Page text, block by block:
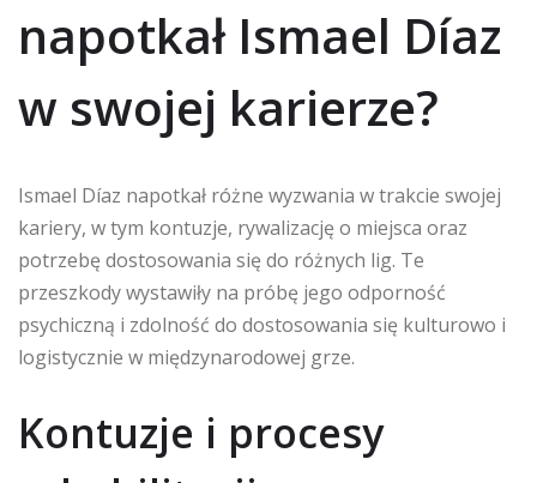
napotkał Ismael Díaz
w swojej karierze?
Ismael Díaz napotkał różne wyzwania w trakcie swojej
kariery, w tym kontuzje, rywalizację o miejsca oraz
potrzebę dostosowania się do różnych lig. Te
przeszkody wystawiły na próbę jego odporność
psychiczną i zdolność do dostosowania się kulturowo i
logistycznie w międzynarodowej grze.
Kontuzje i procesy